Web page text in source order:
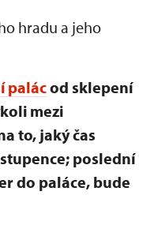
hradu a jeho
palácod sklepení
mezi
to, jaký čas
poslední
do paláce, bude